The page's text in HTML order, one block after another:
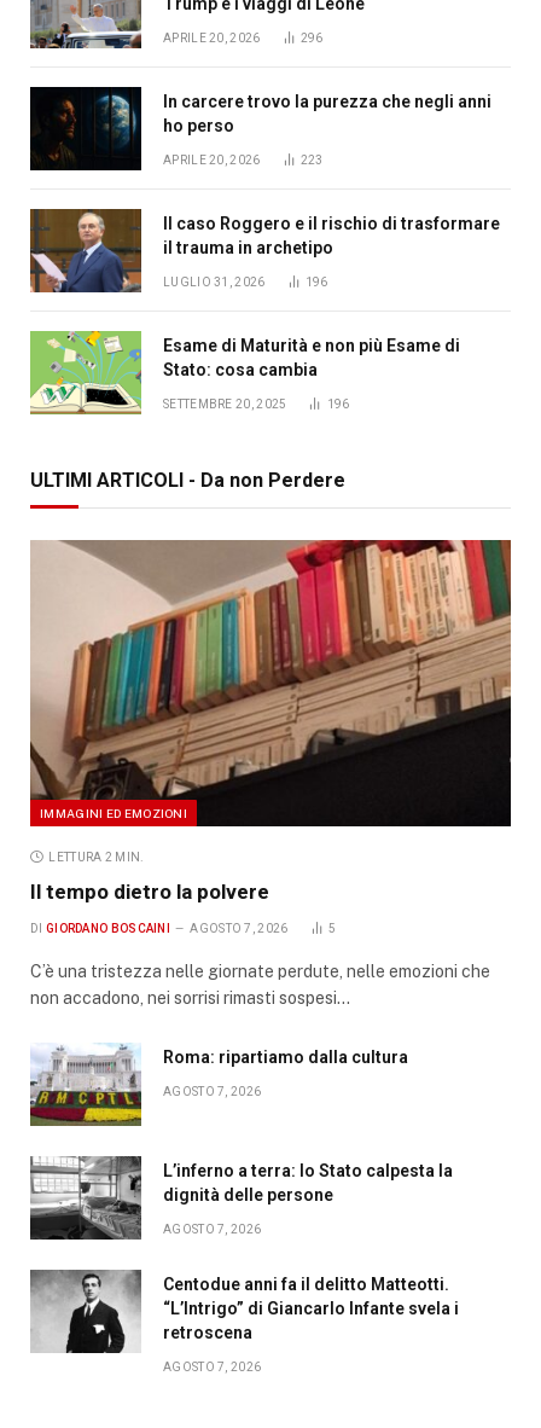
APRILE 20, 2026 296
In carcere trovo la purezza che negli anni
ho perso
APRILE 20, 2026 223
Il caso Roggero e il rischio di trasformare
il trauma in archetipo
LUGLIO 31, 2026 196
Esame di Maturità e non più Esame di
Stato: cosa cambia
SETTEMBRE 20, 2025 196
ULTIMI ARTICOLI - Da non Perdere
IMMAGINI ED EMOZIONI
LETTURA 2 MIN.
Il tempo dietro la polvere
DI GIORDANO BOSCAINI AGOSTO 7, 2026 5
C’è una tristezza nelle giornate perdute, nelle emozioni che
non accadono, nei sorrisi rimasti sospesi…
Roma: ripartiamo dalla cultura
AGOSTO 7, 2026
L’inferno a terra: lo Stato calpesta la
dignità delle persone
AGOSTO 7, 2026
Centodue anni fa il delitto Matteotti.
“L’Intrigo” di Giancarlo Infante svela i
retroscena
AGOSTO 7, 2026